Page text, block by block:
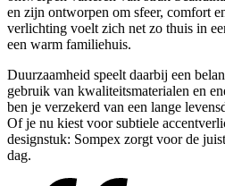
en zijn ontworpen om sfeer, comfort
verlichting voelt zich net zo thuis in
een warm familiehuis.
Duurzaamheid speelt daarbij een
gebruik van kwaliteitsmaterialen en
ben je verzekerd van een lange
Of je nu kiest voor subtiele
designstuk: Sompex zorgt voor de
dag.